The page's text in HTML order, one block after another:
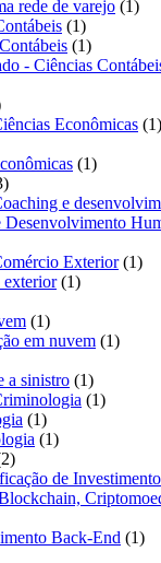
produto
rede de varejo 11
11
produto
11
produto
- Ciências
Econômicas 11
11
3
produtose
Desenvolvimento
Exterior 11
exterior 11
11
produto
em nuvem 11
a sinistro 11
produto
11
11
produto
11
22
produtos
de
Back-End 11